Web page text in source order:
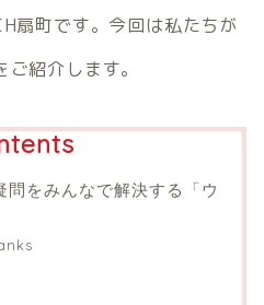
扇町です。今回は私たちが
紹介します。
問をみんなで解決する「ウ